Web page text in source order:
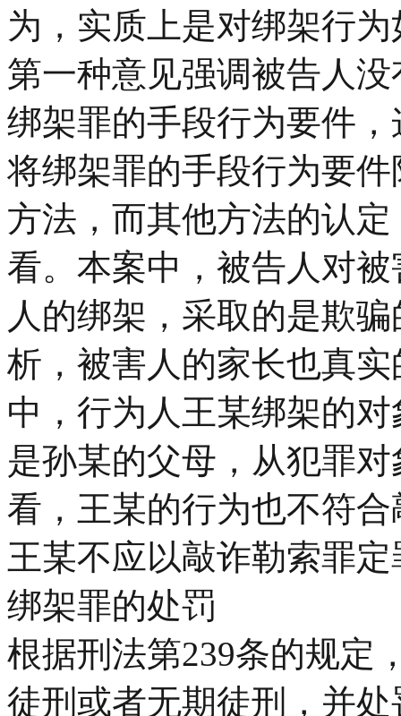
为，实质上是对绑架行
第一种意见强调被告人
绑架罪的手段行为要件
将绑架罪的手段行为要
方法，而其他方法的认
看。本案中，被告人对
人的绑架，采取的是欺
析，被害人的家长也真
中，行为人王某绑架的
是孙某的父母，从犯罪
看，王某的行为也不符
王某不应以敲诈勒索罪
绑架罪的处罚
根据刑法第239条的规定
徒刑或者无期徒刑，并